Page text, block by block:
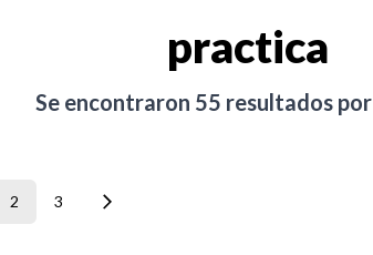
practica
Se encontraron 55 resultados por
2 3